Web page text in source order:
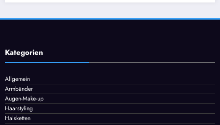
25. Februar 2025 admin